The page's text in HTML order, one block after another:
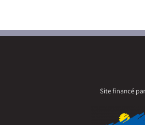
Site financé